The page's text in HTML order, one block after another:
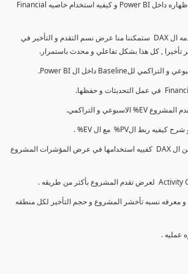
كيفيه انشاء (S-Curve) و اظهاره داخل Power BI و كيفيه استخدام خاصيه Financial
كما سنتناول معادلات متقدمه ال DAX ستمكننا منا عرض نسم التقدم و التأخير في
تأخيرا , كل هذا بشكل تفاعلي و محدث باستمرار.
5- شرح معادلات متقدمه من ال DAX كفييه استخدامها في عرض المؤشرات المشروع
7- تحليل Trend Analysis و معرفه نسبه تأخشر المشروع و حجم التأخير لكل منطقه